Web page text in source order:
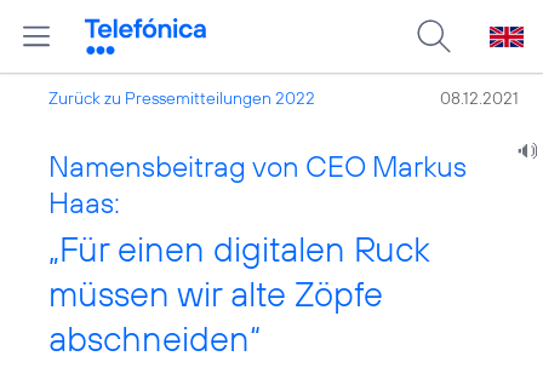
Zurück zu Pressemitteilungen 2022 08.12.2021
Namensbeitrag von CEO Markus
Haas:
„Für einen digitalen Ruck
müssen wir alte Zöpfe
abschneiden“